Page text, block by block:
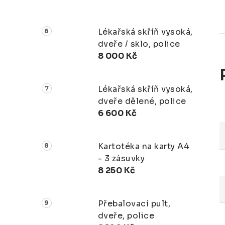
Lékařská skříň vysoká,
dveře / sklo, police
8 000 Kč
Lékařská skříň vysoká,
dveře dělené, police
6 600 Kč
Kartotéka na karty A4
- 3 zásuvky
8 250 Kč
Přebalovací pult,
dveře, police